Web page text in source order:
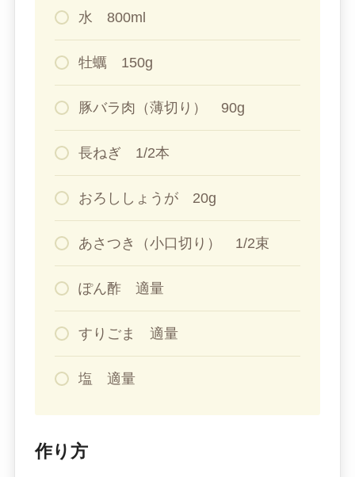
水 800ml
牡蠣 150g
豚バラ肉（薄切り） 90g
長ねぎ 1/2本
おろししょうが 20g
あさつき（小口切り） 1/2束
ぽん酢 適量
すりごま 適量
塩 適量
作り方